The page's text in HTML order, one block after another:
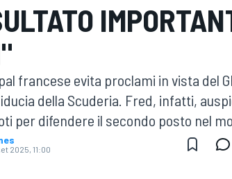
WEC
francese evita proclami in vista del
della Scuderia. Fred, infatti,
per difendere il secondo posto nel
2025, 11:00